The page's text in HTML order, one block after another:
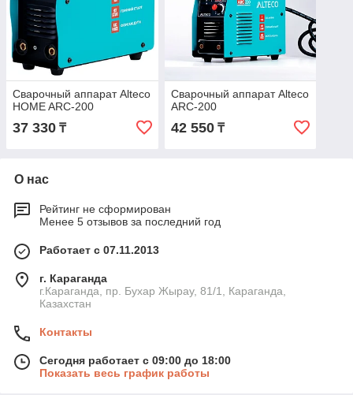
Сварочный аппарат Alteco
HOME ARC-200
37 330 ₸
Сварочный аппарат Alteco
ARC-200
42 550₸
О нас
Рейтинг не сформирован
Менее 5 отзывов за последний год
Работает с 07.11.2013
г. Караганда
г.Караганда, пр. Бухар Жырау, 81/1, Караганда,
Казахстан
Контакты
Сегодня работает с 09:00 до 18:00
Показать весь график работы